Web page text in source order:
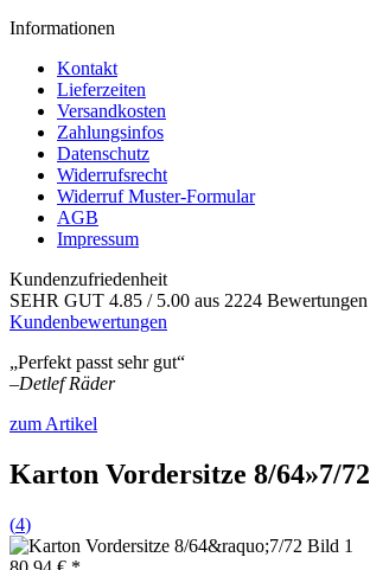
Informationen
Kontakt
Lieferzeiten
Versandkosten
Zahlungsinfos
Datenschutz
Widerrufsrecht
Widerruf Muster-Formular
AGB
Impressum
Kundenzufriedenheit
SEHR GUT 4.85 / 5.00 aus 2224 Bewertungen
Kundenbewertungen
„Perfekt passt sehr gut“
–Detlef Räder
zum Artikel
Karton Vordersitze 8/64»7/72
(4)